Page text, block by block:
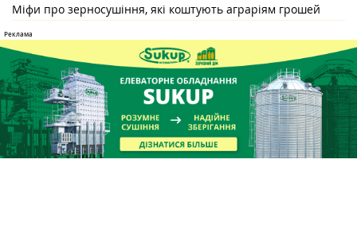
Міфи про зерносушіння, які коштують аграріям грошей